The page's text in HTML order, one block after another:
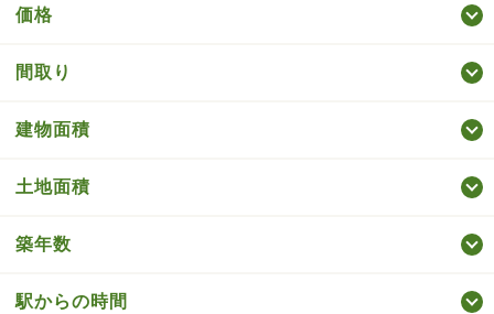
価格
間取り
建物面積
土地面積
築年数
駅からの時間